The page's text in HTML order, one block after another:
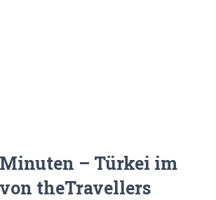
– Türkei im
theTravellers